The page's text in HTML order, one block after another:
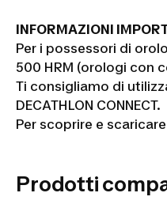
INFORMAZIONI
Per i possessori di
500 HRM (orologi con
Ti consigliamo di
DECATHLON CONNECT.
Per scoprire e
Prodotti